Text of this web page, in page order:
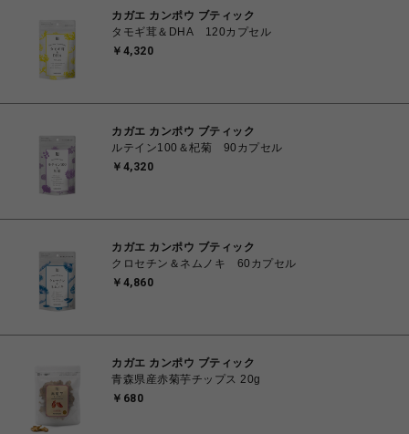
カガエ カンポウ ブティック
タモギ茸＆DHA 120カプセル
￥4,320
カガエ カンポウ ブティック
ルテイン100＆杞菊 90カプセル
￥4,320
カガエ カンポウ ブティック
クロセチン＆ネムノキ 60カプセル
￥4,860
カガエ カンポウ ブティック
青森県産赤菊芋チップス 20g
￥680